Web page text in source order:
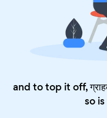
and to top it off,
so